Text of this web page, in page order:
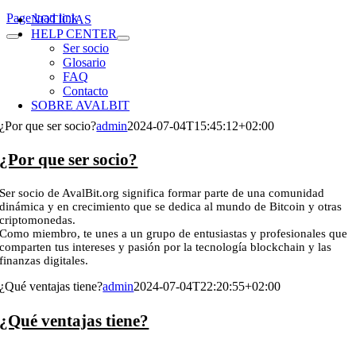
NOTICIAS
HELP CENTER
Ser socio
Glosario
FAQ
Contacto
SOBRE AVALBIT
Page load link
¿Por que ser socio?admin2024-07-04T15:45:12+02:00
¿Por que ser socio?
Ser socio de AvalBit.org significa formar parte de una comunidad
dinámica y en crecimiento que se dedica al mundo de Bitcoin y otras
criptomonedas.
Como miembro, te unes a un grupo de entusiastas y profesionales que
comparten tus intereses y pasión por la tecnología blockchain y las
finanzas digitales.
¿Qué ventajas tiene?admin2024-07-04T22:20:55+02:00
¿Qué ventajas tiene?